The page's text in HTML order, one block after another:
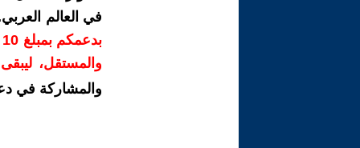
في العالم
والمستقل،
والمشاركة في